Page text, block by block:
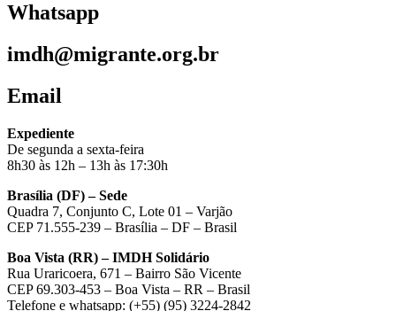
Whatsapp
imdh@migrante.org.br
Email
Expediente
De segunda a sexta-feira
8h30 às 12h – 13h às 17:30h
Brasília (DF) – Sede
Quadra 7, Conjunto C, Lote 01 – Varjão
CEP 71.555-239 – Brasília – DF – Brasil
Boa Vista (RR) – IMDH Solidário
Rua Uraricoera, 671 – Bairro São Vicente
CEP 69.303-453 – Boa Vista – RR – Brasil
Telefone e whatsapp: (+55) (95) 3224-2842